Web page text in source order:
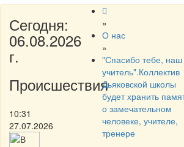
Сегодня:
06.08.2026
г.
Происшествия
10:31
27.07.2026
»
О нас
»
"Спасибо тебе, наш
учитель".Коллектив
Дьяковской школы
будет хранить
о замечательном
человеке, учителе,
тренере